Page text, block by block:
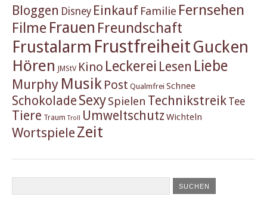
Bloggen Disney Einkauf Familie Fernsehen
Filme Frauen Freundschaft
Frustalarm FrustfreiheitGucken
Hören JMStV Kino Leckerei Lesen Liebe
Murphy Musik Post Qualmfrei Schnee
Schokolade SexySpielen Technikstreik Tee
Tiere Traum Troll Umweltschutz Wichteln
Wortspiele Zeit